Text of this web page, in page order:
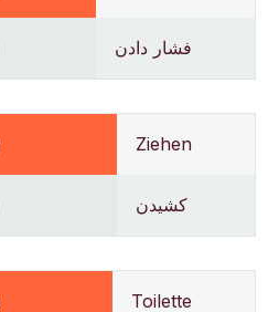
فشار دادن
Ziehen
کشیدن
Toilette